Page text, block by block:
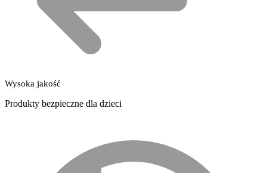
Wysoka jakość
Produkty bezpieczne dla dzieci